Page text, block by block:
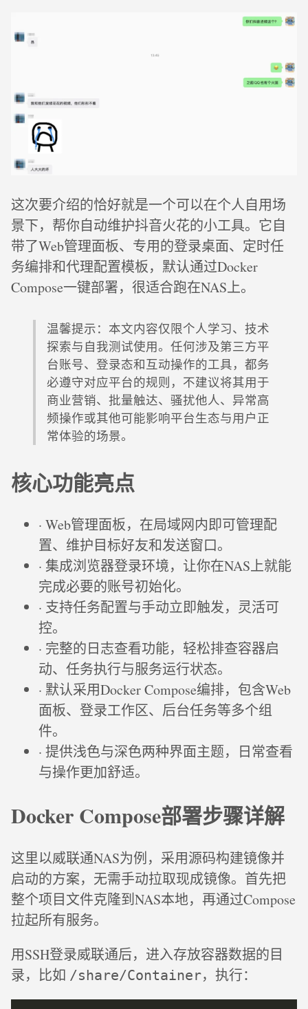
这次要介绍的恰好就是一个可以在个人自用场
景下，帮你自动维护抖音火花的小工具。它自
带了Web管理面板、专用的登录桌面、定时任
务编排和代理配置模板，默认通过Docker
Compose一键部署，很适合跑在NAS上。
温馨提示：本文内容仅限个人学习、技术
探索与自我测试使用。任何涉及第三方平
台账号、登录态和互动操作的工具，都务
必遵守对应平台的规则，不建议将其用于
商业营销、批量触达、骚扰他人、异常高
频操作或其他可能影响平台生态与用户正
常体验的场景。
核心功能亮点
· Web管理面板，在局域网内即可管理配
置、维护目标好友和发送窗口。
· 集成浏览器登录环境，让你在NAS上就能
完成必要的账号初始化。
· 支持任务配置与手动立即触发，灵活可
控。
· 完整的日志查看功能，轻松排查容器启
动、任务执行与服务运行状态。
· 默认采用Docker Compose编排，包含Web
面板、登录工作区、后台任务等多个组
件。
· 提供浅色与深色两种界面主题，日常查看
与操作更加舒适。
Docker Compose部署步骤详解
这里以威联通NAS为例，采用源码构建镜像并
启动的方案，无需手动拉取现成镜像。首先把
整个项目文件克隆到NAS本地，再通过Compose
拉起所有服务。
用SSH登录威联通后，进入存放容器数据的目
录，比如 /share/Container，执行：